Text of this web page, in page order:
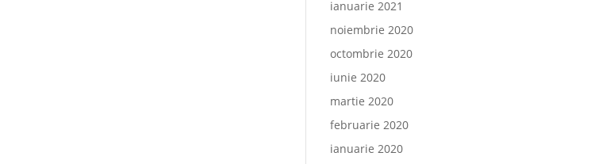
ianuarie 2021
noiembrie 2020
octombrie 2020
iunie 2020
martie 2020
februarie 2020
ianuarie 2020